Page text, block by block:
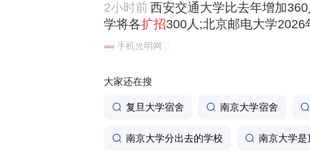
2小时前 西安交通大学比去年增加
学将各扩招300人;北京邮电大学
理工大学全国招生总规模比2025年
00个招生名额。
手机光明网
大家还在搜
复旦大学宿舍 南京大学宿舍
南京大学分出去的学校 南京大学是